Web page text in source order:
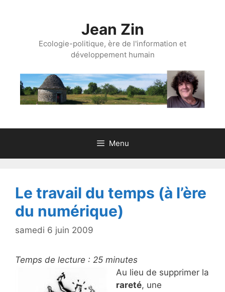
Jean Zin
Ecologie-politique, ère de l'information et
développement humain
Menu
Le travail du temps (à l’ère
du numérique)
samedi 6 juin 2009
Temps de lecture : 25 minutes
Au lieu de supprimer la
rareté, une